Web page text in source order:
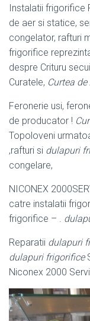
Instalatii frigorifice
de aer si statice,
congelator, rafturi
frigorifice
despre Crituru
Curatele, Curtea de
Feronerie usi,
de producator !
Topoloveni
,rafturi si dulapuri
congelare,
NICONEX
catre instalatii
frigorifice – .
Reparatii dulapuri
dulapuri frigorifice
Niconex 2000